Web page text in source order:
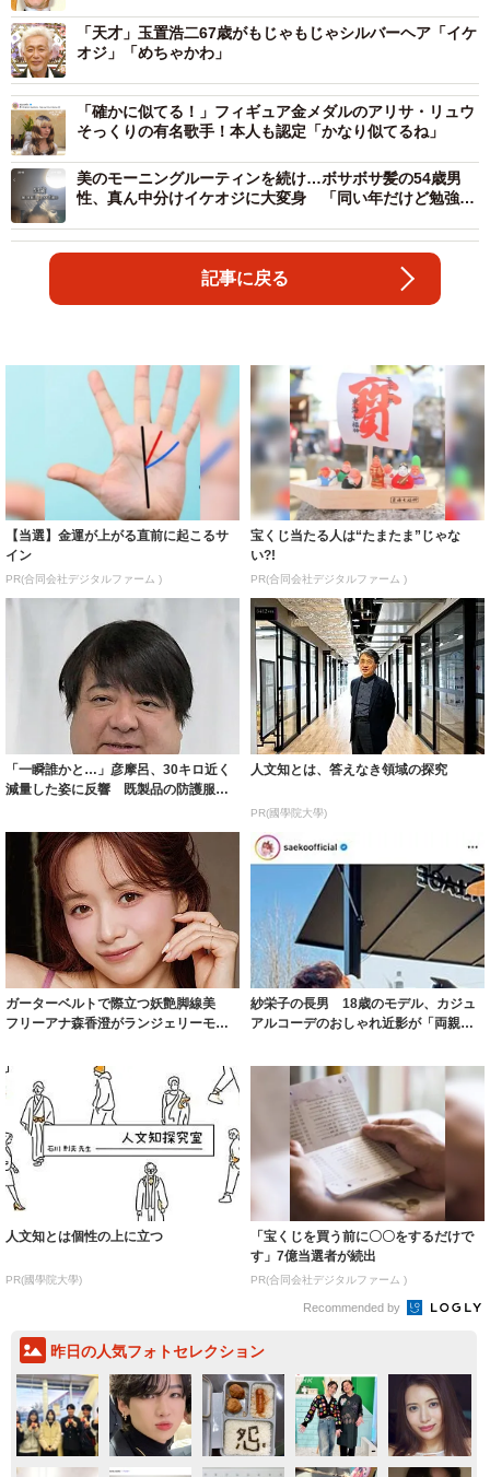
「天才」玉置浩二67歳がもじゃもじゃシルバーヘア「イケ
オジ」「めちゃかわ」
「確かに似てる！」フィギュア金メダルのアリサ・リュウ
そっくりの有名歌手！本人も認定「かなり似てるね」
美のモーニングルーティンを続け…ボサボサ髪の54歳男
性、真ん中分けイケオジに大変身 「同い年だけど勉強に
たい」
記事に戻る
【当選】金運が上がる直前に起こるサ
イン
PR(合同会社デジタルファーム )
宝くじ当たる人は“たまたま”じゃな
い?!
PR(合同会社デジタルファーム )
「一瞬誰かと…」彦摩呂、30キロ近く
減量した姿に反響 既製品の防護服が
人文知とは、答えなき領域の探究
PR(國學院大學)
ガーターベルトで際立つ妖艶脚線美
フリーアナ森香澄がランジェリーモデ
紗栄子の長男 18歳のモデル、カジュ
アルコーデのおしゃれ近影が「両親の
人文知とは個性の上に立つ
PR(國學院大學)
「宝くじを買う前に〇〇をするだけで
す」7億当選者が続出
PR(合同会社デジタルファーム )
Recommended by
昨日の人気フォトセレクション